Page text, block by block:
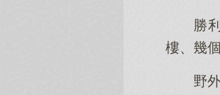
勝
樓、幾
野